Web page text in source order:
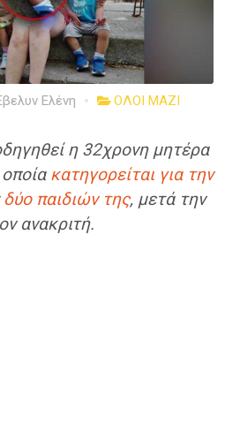
Ελένη ΟΛΟΙ ΜΑΖΙ
η 32χρονη μητέρα
κατηγορείται για την
παιδιών της, μετά την
ανακριτή.